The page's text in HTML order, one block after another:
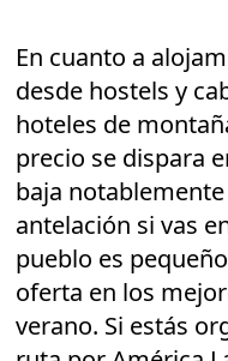
En cuanto a
desde hostels y
hoteles de
precio se dispara
baja
antelación si vas
pueblo es
oferta en los
verano. Si estás